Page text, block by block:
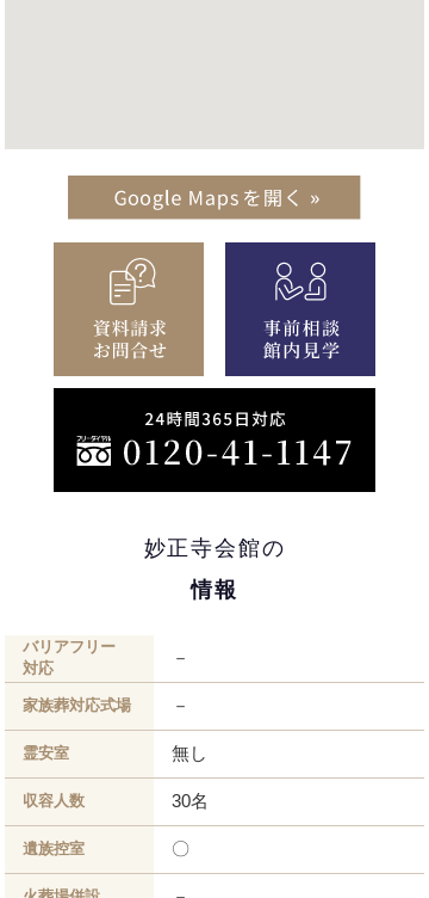
妙正寺会館の
情報
バリアフリー
対応
－
家族葬対応式場 －
霊安室 無し
収容人数 30名
遺族控室 〇